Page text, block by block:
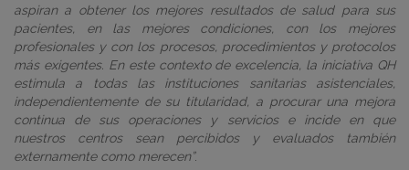
aspiran a obtener los mejores resultados de salud para sus
pacientes, en las mejores condiciones, con los mejores
profesionales y con los procesos, procedimientos y protocolos
más exigentes. En este contexto de excelencia, la iniciativa QH
estimula a todas las instituciones sanitarias asistenciales,
independientemente de su titularidad, a procurar una mejora
continua de sus operaciones y servicios e incide en que
nuestros centros sean percibidos y evaluados también
externamente como merecen”.